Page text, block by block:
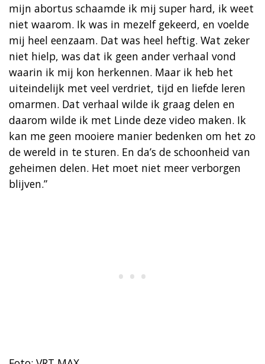
mijn abortus schaamde ik mij super hard, ik weet
niet waarom. Ik was in mezelf gekeerd, en voelde
mij heel eenzaam. Dat was heel heftig. Wat zeker
niet hielp, was dat ik geen ander verhaal vond
waarin ik mij kon herkennen. Maar ik heb het
uiteindelijk met veel verdriet, tijd en liefde leren
omarmen. Dat verhaal wilde ik graag delen en
daarom wilde ik met Linde deze video maken. Ik
kan me geen mooiere manier bedenken om het zo
de wereld in te sturen. En da’s de schoonheid van
geheimen delen. Het moet niet meer verborgen
blijven.”